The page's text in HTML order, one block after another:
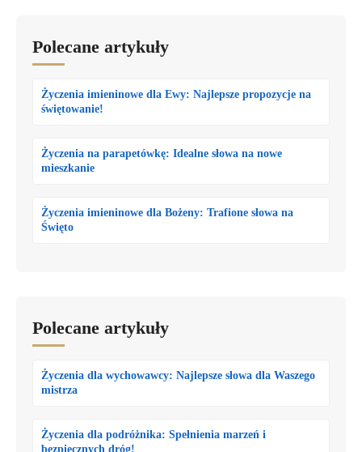
Polecane artykuły
Życzenia imieninowe dla Ewy: Najlepsze propozycje na
świętowanie!
Życzenia na parapetówkę: Idealne słowa na nowe
mieszkanie
Życzenia imieninowe dla Bożeny: Trafione słowa na
Święto
Polecane artykuły
Życzenia dla wychowawcy: Najlepsze słowa dla Waszego
mistrza
Życzenia dla podróżnika: Spełnienia marzeń i
bezpiecznych dróg!